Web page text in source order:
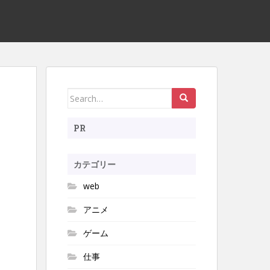
Search
PR
カテゴリー
web
アニメ
ゲーム
仕事